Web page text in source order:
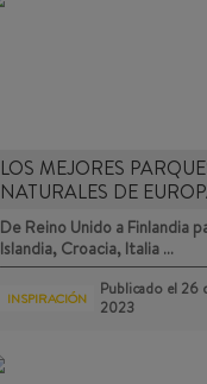
LOS MEJORES
NATURALES DE
De Reino Unido a Finlandia
Islandia, Croacia, Italia …
INSPIRACIÓN Publicado el 26
2023